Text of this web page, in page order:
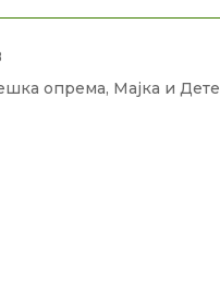
опрема, Мајка и Дете